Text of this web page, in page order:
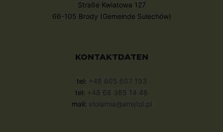
Straße Kwiatowa 127
66-105 Brody (Gemeinde Sulechów)
KONTAKTDATEN
tel: +48 605 607 193
tel: +48 68 385 14 48
mail: stolarnia@amstol.pl